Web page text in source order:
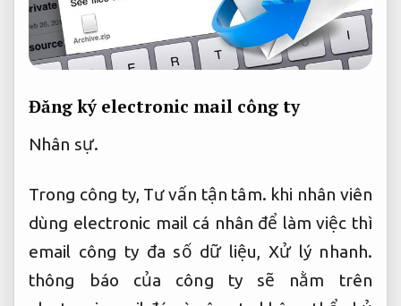
Đăng ký electronic mail công ty
Nhân sự.
Trong công ty, Tư vấn tận tâm. khi nhân viên
dùng electronic mail cá nhân để làm việc thì
email công ty đa số dữ liệu, Xử lý nhanh.
thông báo của công ty sẽ nằm trên